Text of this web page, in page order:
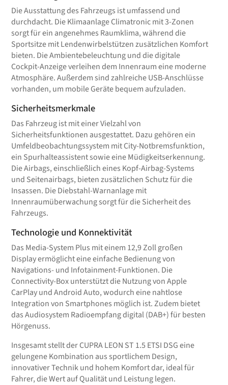
Die Ausstattung des Fahrzeugs ist umfassend und
durchdacht. Die Klimaanlage Climatronic mit 3-Zonen
sorgt für ein angenehmes Raumklima, während die
Sportsitze mit Lendenwirbelstützen zusätzlichen Komfort
bieten. Die Ambientebeleuchtung und die digitale
Cockpit-Anzeige verleihen dem Innenraum eine moderne
Atmosphäre. Außerdem sind zahlreiche USB-Anschlüsse
vorhanden, um mobile Geräte bequem aufzuladen.
Sicherheitsmerkmale
Das Fahrzeug ist mit einer Vielzahl von
Sicherheitsfunktionen ausgestattet. Dazu gehören ein
Umfeldbeobachtungssystem mit City-Notbremsfunktion,
ein Spurhalteassistent sowie eine Müdigkeitserkennung.
Die Airbags, einschließlich eines Kopf-Airbag-Systems
und Seitenairbags, bieten zusätzlichen Schutz für die
Insassen. Die Diebstahl-Warnanlage mit
Innenraumüberwachung sorgt für die Sicherheit des
Fahrzeugs.
Technologie und Konnektivität
Das Media-System Plus mit einem 12,9 Zoll großen
Display ermöglicht eine einfache Bedienung von
Navigations- und Infotainment-Funktionen. Die
Connectivity-Box unterstützt die Nutzung von Apple
CarPlay und Android Auto, wodurch eine nahtlose
Integration von Smartphones möglich ist. Zudem bietet
das Audiosystem Radioempfang digital (DAB+) für besten
Hörgenuss.
Insgesamt stellt der CUPRA LEON ST 1.5 ETSI DSG eine
gelungene Kombination aus sportlichem Design,
innovativer Technik und hohem Komfort dar, ideal für
Fahrer, die Wert auf Qualität und Leistung legen.